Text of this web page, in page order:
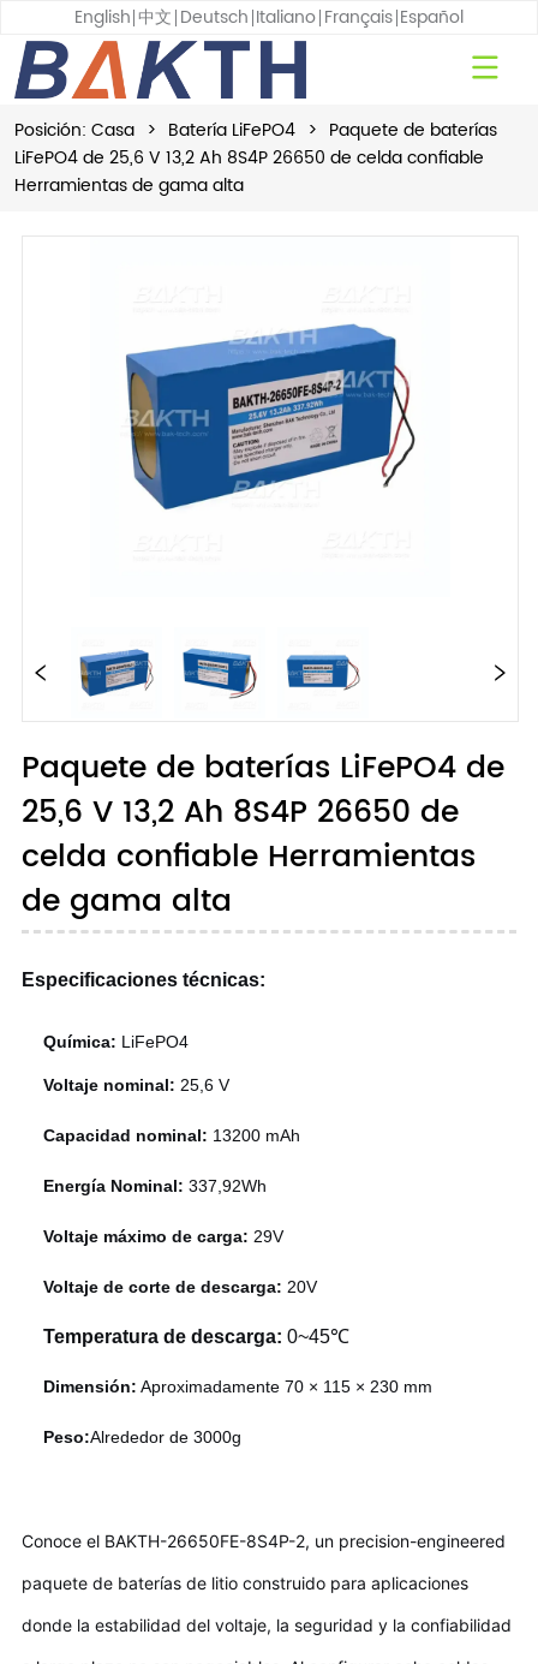
English 中文 Deutsch Italiano Français Español
Posición: Casa > Batería LiFePO4 > Paquete de baterías
LiFePO4 de 25,6 V 13,2 Ah 8S4P 26650 de celda confiable
Herramientas de gama alta
Paquete de baterías LiFePO4 de
25,6 V 13,2 Ah 8S4P 26650 de
celda confiable Herramientas
de gama alta
Especificaciones técnicas:
Química: LiFePO4
Voltaje nominal: 25,6 V
Capacidad nominal: 13200 mAh
Energía Nominal: 337,92Wh
Voltaje máximo de carga: 29V
Voltaje de corte de descarga: 20V
Temperatura de descarga:0~45℃
Dimensión: Aproximadamente 70 × 115 × 230 mm
Peso:Alrededor de 3000g
Conoce el BAKTH-26650FE-8S4P-2, un precision-engineered
paquete de baterías de litio construido para aplicaciones
donde la estabilidad del voltaje, la seguridad y la confiabilidad